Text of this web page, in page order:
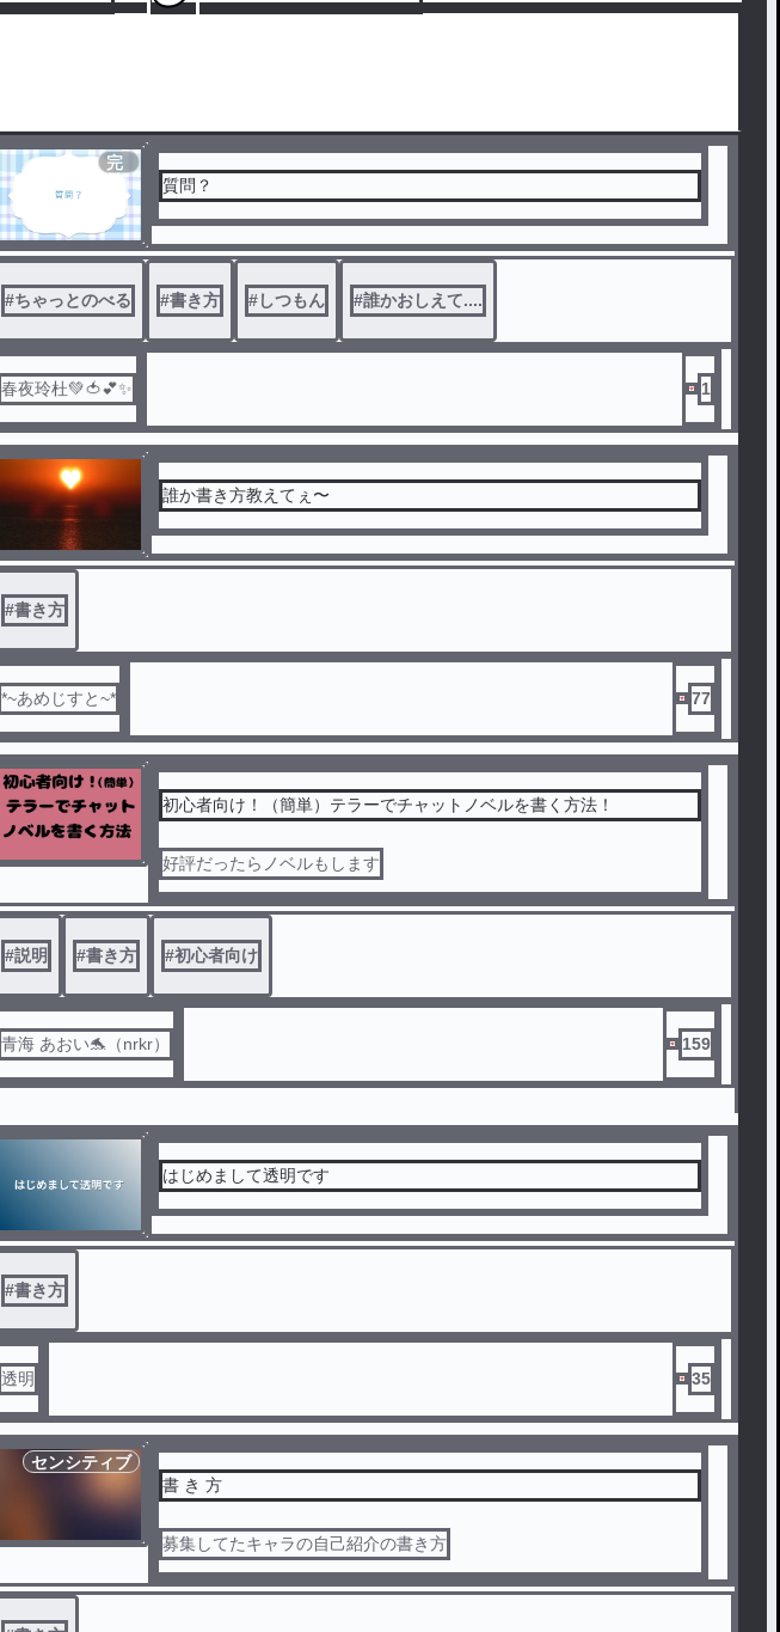
完
結
質問？
#ちゃっとのべる #書き方 #しつもん #誰かおしえて....
春夜玲杜💚🍅💕✨ 1
誰か書き方教えてぇ〜
#書き方
*~あめじすと~* 77
初心者向け！（簡単）テラーでチャットノベルを書く方法！
好評だったらノベルもします
#説明 #書き方 #初心者向け
青海 あおい🐬（nrkr） 159
はじめまして透明です
#書き方
透明 35
センシティブ
書 き 方
募集してたキャラの自己紹介の書き方